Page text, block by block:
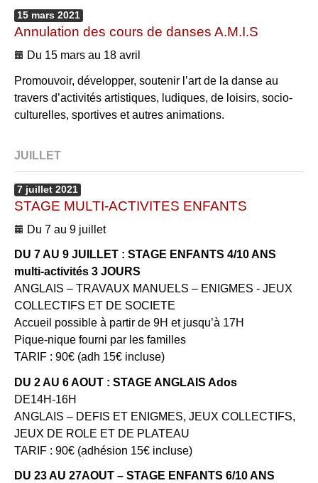
15 mars 2021
Annulation des cours de danses A.M.I.S
Du 15 mars au 18 avril
Promouvoir, développer, soutenir l’art de la danse au
travers d’activités artistiques, ludiques, de loisirs, socio-
culturelles, sportives et autres animations.
JUILLET
7 juillet 2021
STAGE MULTI-ACTIVITES ENFANTS
Du 7 au 9 juillet
DU 7 AU 9 JUILLET : STAGE ENFANTS 4/10 ANS
multi-activités 3 JOURS
ANGLAIS – TRAVAUX MANUELS – ENIGMES - JEUX
COLLECTIFS ET DE SOCIETE
Accueil possible à partir de 9H et jusqu’à 17H
Pique-nique fourni par les familles
TARIF : 90€ (adh 15€ incluse)
DU 2 AU 6 AOUT : STAGE ANGLAIS Ados
DE14H-16H
ANGLAIS – DEFIS ET ENIGMES, JEUX COLLECTIFS,
JEUX DE ROLE ET DE PLATEAU
TARIF : 90€ (adhésion 15€ incluse)
DU 23 AU 27AOUT – STAGE ENFANTS 6/10 ANS